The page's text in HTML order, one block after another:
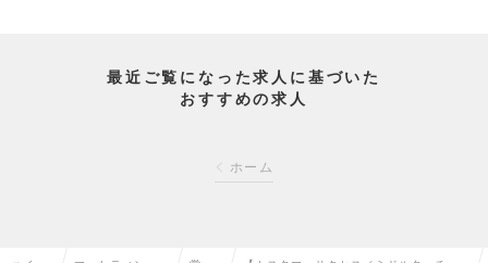
最近ご覧になった求人に基づいた
おすすめの求人
ホーム